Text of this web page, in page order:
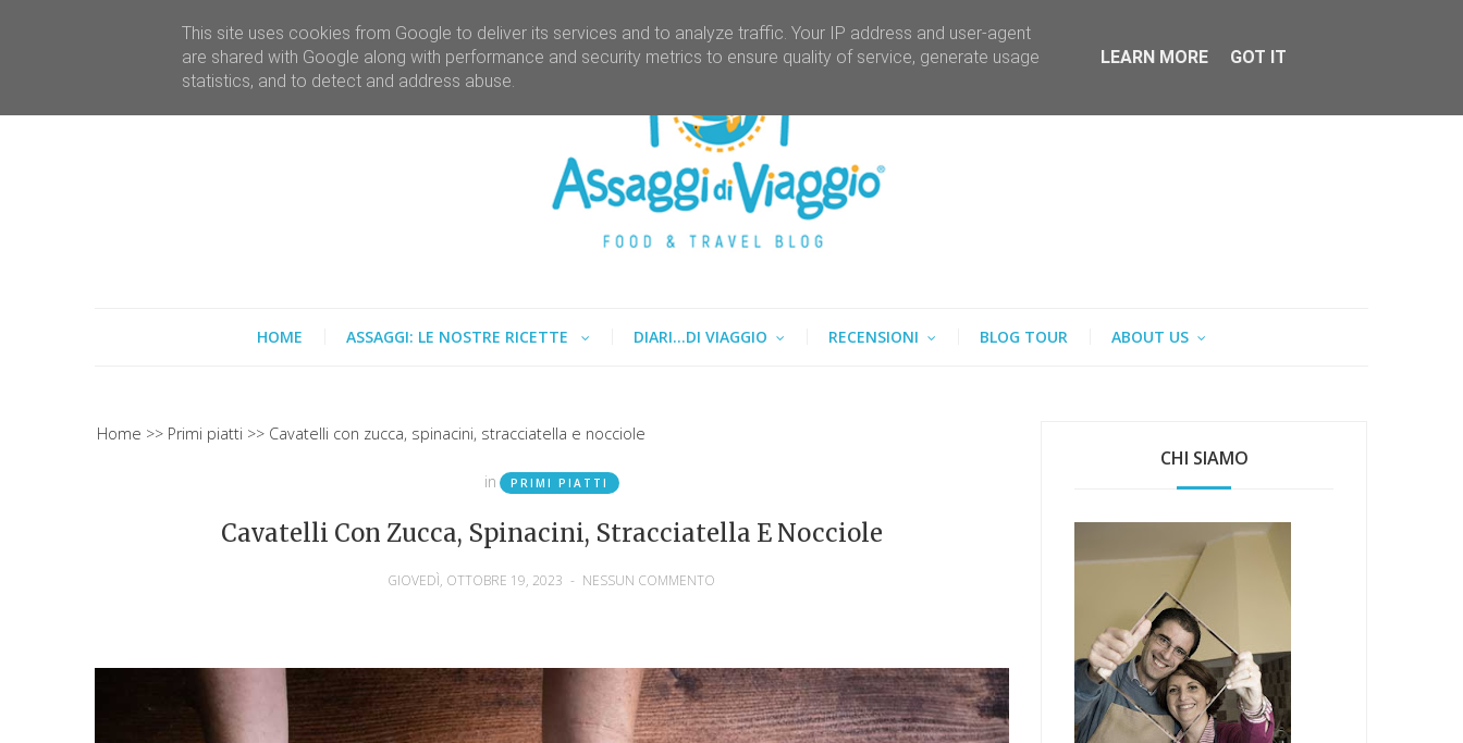
HOME ASSAGGI: LE NOSTRE RICETTE DIARI...DI VIAGGIO RECENSIONI BLOG TOUR ABOUT US
Home Primi piatti Cavatelli con zucca, spinacini, stracciatella e nocciole
in PRIMI PIATTI
Cavatelli Con Zucca, Spinacini, Stracciatella E Nocciole
GIOVEDÌ, OTTOBRE 19, 2023 - NESSUN COMMENTO
CHI SIAMO
This site uses cookies from Google to deliver its services and to analyze traffic. Your IP address and user-agent
are shared with Google along with performance and security metrics to ensure quality of service, generate usage
statistics, and to detect and address abuse.
LEARN MORE GOT IT